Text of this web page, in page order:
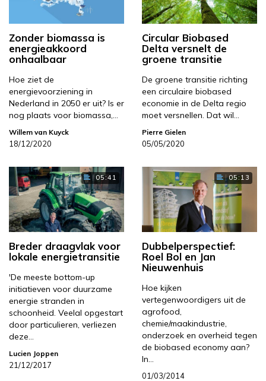
Zonder biomassa is
energieakkoord
onhaalbaar
Hoe ziet de
energievoorziening in
Nederland in 2050 er uit? Is er
nog plaats voor biomassa,…
Willem van Kuyck
18/12/2020
Circular Biobased
Delta versnelt de
groene transitie
De groene transitie richting
een circulaire biobased
economie in de Delta regio
moet versnellen. Dat wil…
Pierre Gielen
05/05/2020
05:41
Breder draagvlak voor
lokale energietransitie
'De meeste bottom-up
initiatieven voor duurzame
energie stranden in
schoonheid. Veelal opgestart
door particulieren, verliezen
deze…
Lucien Joppen
21/12/2017
05:13
Dubbelperspectief:
Roel Bol en Jan
Nieuwenhuis
Hoe kijken
vertegenwoordigers uit de
agrofood,
chemie/maakindustrie,
onderzoek en overheid tegen
de biobased economy aan?
In…
01/03/2014